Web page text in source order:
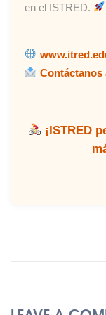
en el ISTRED.
Contáctanos
¡ISTRED